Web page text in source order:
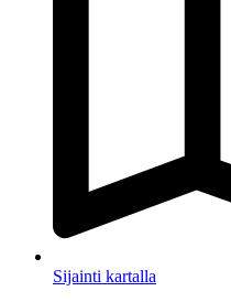
Sijainti kartalla